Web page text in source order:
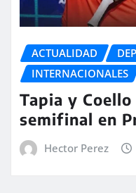
ACTUALIDAD
INTERNACIONALES
Tapia y
semifinal en
Hector Perez